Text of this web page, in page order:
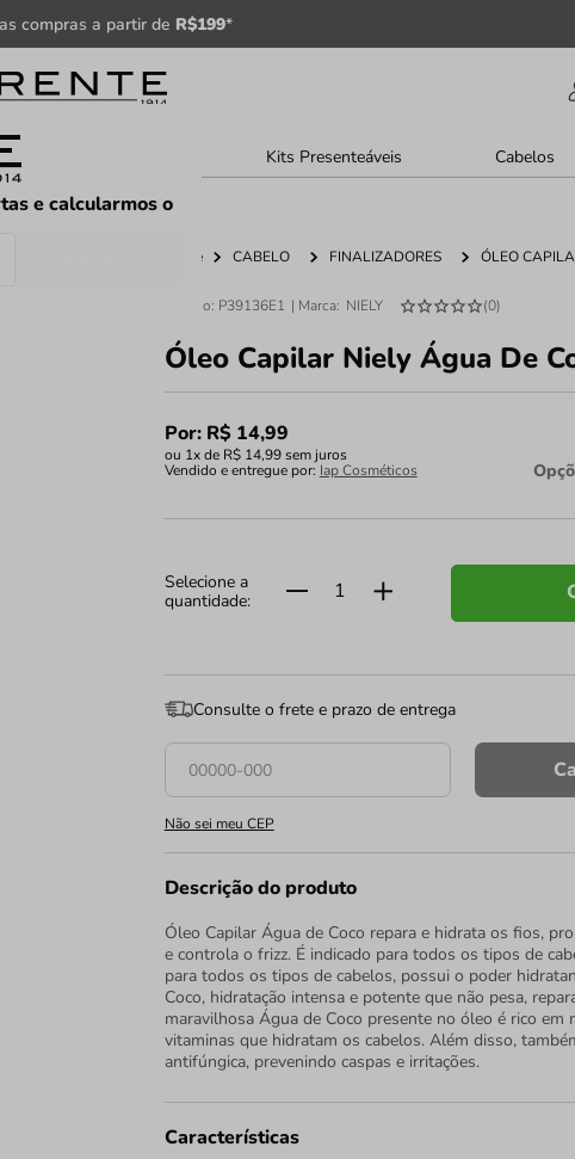
compras a partir de R$199*
e calcularmos o
Kits Presenteáveis Cabelos
Home CABELO FINALIZADORES ÓLEO
Código: P39136E1 NIELY (0)
Óleo Capilar Niely Água De
Por: R$ 14,99
ou 1x de R$ 14,99sem juros
Vendido e entregue por: Iap Cosméticos
Consulte o frete e prazo de entrega
Não sei meu CEP
Descrição do produto
Óleo Capilar Água de Coco repara e hidrata os fios,
e controla o frizz. É indicado para todos os tipos de
para todos os tipos de cabelos, possui o poder
Coco, hidratação intensa e potente que não pesa,
maravilhosa Água de Coco presente no óleo é rico em
vitaminas que hidratam os cabelos. Além disso,
antifúngica, prevenindo caspas e irritações.
Características